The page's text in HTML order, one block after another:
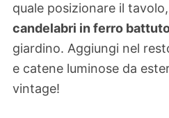
quale posizionare il
candelabri in ferro
giardino. Aggiungi nel
e catene luminose da
vintage!